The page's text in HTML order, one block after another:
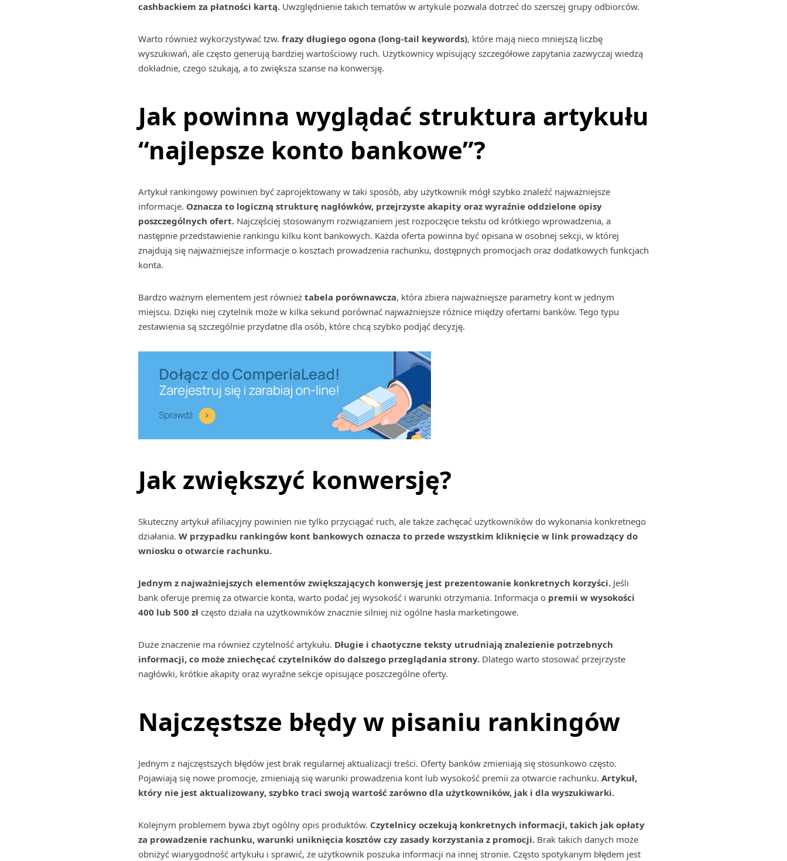
cashbackiem za płatności kartą.Uwzględnienie takich tematów w artykule pozwala dotrzeć do szerszej grupy odbiorców.
Warto również wykorzystywać tzw. frazy długiego ogona (long-tail keywords), które mają nieco mniejszą liczbę
wyszukiwań, ale często generują bardziej wartościowy ruch. Użytkownicy wpisujący szczegółowe zapytania zazwyczaj wiedzą
dokładnie, czego szukają, a to zwiększa szanse na konwersję.
Jak powinna wyglądać struktura artykułu
“najlepsze konto bankowe”?
Artykuł rankingowy powinien być zaprojektowany w taki sposób, aby użytkownik mógł szybko znaleźć najważniejsze
informacje. Oznacza to logiczną strukturę nagłówków, przejrzyste akapity oraz wyraźnie oddzielone opisy
poszczególnych ofert.Najczęściej stosowanym rozwiązaniem jest rozpoczęcie tekstu od krótkiego wprowadzenia, a
następnie przedstawienie rankingu kilku kont bankowych. Każda oferta powinna być opisana w osobnej sekcji, w której
znajdują się najważniejsze informacje o kosztach prowadzenia rachunku, dostępnych promocjach oraz dodatkowych funkcjach
konta.
Bardzo ważnym elementem jest również tabela porównawcza, która zbiera najważniejsze parametry kont w jednym
miejscu. Dzięki niej czytelnik może w kilka sekund porównać najważniejsze różnice między ofertami banków. Tego typu
zestawienia są szczególnie przydatne dla osób, które chcą szybko podjąć decyzję.
Jak zwiększyć konwersję?
Skuteczny artykuł afiliacyjny powinien nie tylko przyciągać ruch, ale także zachęcać użytkowników do wykonania konkretnego
działania. W przypadku rankingów kont bankowych oznacza to przede wszystkim kliknięcie w link prowadzący do
wniosku o otwarcie rachunku.
Jednym z najważniejszych elementów zwiększających konwersję jest prezentowanie konkretnych korzyści.Jeśli
bank oferuje premię za otwarcie konta, warto podać jej wysokość i warunki otrzymania. Informacja o premii w wysokości
400 lub 500 złczęsto działa na użytkowników znacznie silniej niż ogólne hasła marketingowe.
Duże znaczenie ma również czytelność artykułu. Długie i chaotyczne teksty utrudniają znalezienie potrzebnych
informacji, co może zniechęcać czytelników do dalszego przeglądania strony.Dlatego warto stosować przejrzyste
nagłówki, krótkie akapity oraz wyraźne sekcje opisujące poszczególne oferty.
Najczęstsze błędy w pisaniu rankingów
Jednym z najczęstszych błędów jest brak regularnej aktualizacji treści. Oferty banków zmieniają się stosunkowo często.
Pojawiają się nowe promocje, zmieniają się warunki prowadzenia kont lub wysokość premii za otwarcie rachunku. Artykuł,
który nie jest aktualizowany, szybko traci swoją wartość zarówno dla użytkowników, jak i dla wyszukiwarki.
Kolejnym problemem bywa zbyt ogólny opis produktów. Czytelnicy oczekują konkretnych informacji, takich jak opłaty
za prowadzenie rachunku, warunki uniknięcia kosztów czy zasady korzystania z promocji.Brak takich danych może
obniżyć wiarygodność artykułu i sprawić, że użytkownik poszuka informacji na innej stronie. Często spotykanym błędem jest